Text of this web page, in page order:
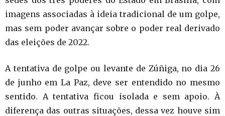
imagens associadas à ideia tradicional de um golpe,
mas sem poder avançar sobre o poder real derivado
das eleições de 2022.
A tentativa de golpe ou levante de Zúñiga, no dia 26
de junho em La Paz, deve ser entendido no mesmo
sentido. A tentativa ficou isolada e sem apoio. À
diferença das outras situações, dessa vez houve sim